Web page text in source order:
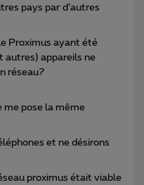
pays par d’autres
Proximus ayant été
autres) appareils ne
réseau?
me pose la même
et ne désirons
proximus était viable